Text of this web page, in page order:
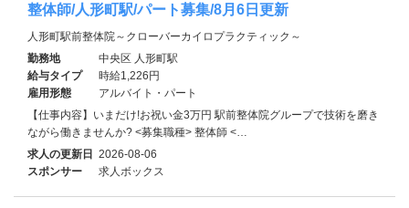
整体師/人形町駅/パート募集/8月6日更新
人形町駅前整体院～クローバーカイロプラクティック～
勤務地
中央区 人形町駅
給与タイプ
時給1,226円
雇用形態
アルバイト・パート
【仕事内容】いまだけ!お祝い金3万円 駅前整体院グループで技術を磨き
ながら働きませんか? <募集職種> 整体師 <…
求人の更新日 2026-08-06
スポンサー
求人ボックス